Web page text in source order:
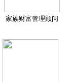
家族财富管理顾问